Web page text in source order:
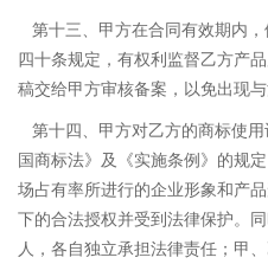
第十三、甲方在合同有效期内
四十条规定，有权利监督乙方产
稿交给甲方审核备案，以免出现与
第十四、甲方对乙方的商标使
国商标法》及《实施条例》的规
场占有率所进行的企业形象和产
下的合法授权并受到法律保护。
人，各自独立承担法律责任；甲